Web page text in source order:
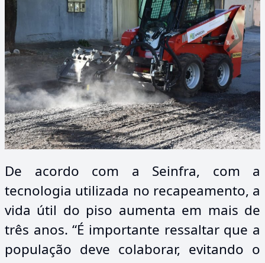
De acordo com a Seinfra, com a
tecnologia utilizada no recapeamento, a
vida útil do piso aumenta em mais de
três anos. “É importante ressaltar que a
população deve colaborar, evitando o